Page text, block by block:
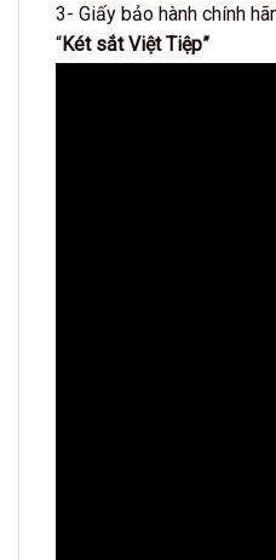
3- Giấy bảo hành chính
“Két sắt Việt Tiệp”